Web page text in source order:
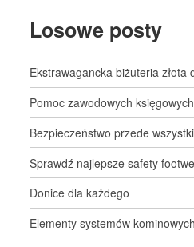
Losowe posty
Ekstrawagancka biżuteria złota
Pomoc zawodowych
Bezpieczeństwo przede
Sprawdź najlepsze safety
Donice dla każdego
Elementy systemów